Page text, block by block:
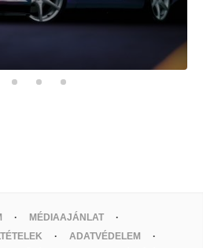
MÉDIAAJÁNLAT
ADATVÉDELEM